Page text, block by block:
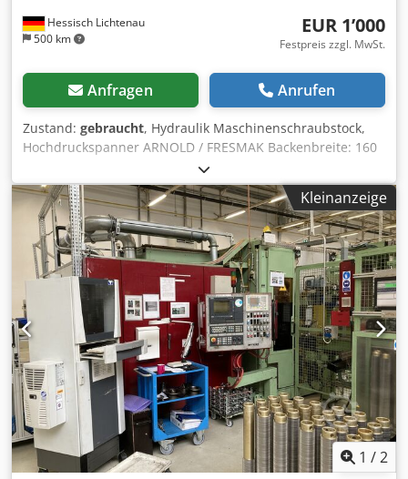
Hessisch Lichtenau
500 km
EUR 1’000
Festpreis zzgl. MwSt.
Anfragen Anrufen
Zustand: gebraucht, Hydraulik Maschinenschraubstock,
Hochdruckspanner ARNOLD / FRESMAK Backenbreite: 160
mm Backenhöhe: 50 mm Spannkraft: 5 ton. Spannbereich:
0 bis 305 mm Offnungsweite: max 308 mm
Führungsbahnhöhe: 112 mm - 2 Spannbereiche über
Steckbolzen verstellbar, 0 bis 158 und 148 bis 308 mm -
mit Drehplatte Abmessung L x B x H: 580 x 325 x 165 mm
Eigengewicht: 65 kg guter Zustand Cjdpfxjxp R E Tj Amajrf
Kleinanzeige
1 /2